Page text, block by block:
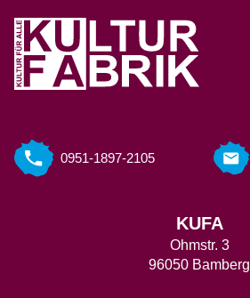
0951-1897-2105
KUFA
Ohmstr. 3
96050 Bamberg